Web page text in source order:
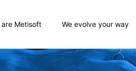
are Metisoft We evolve your way